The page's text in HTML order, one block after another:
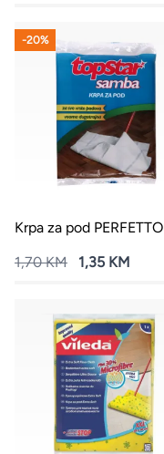
Krpa za pod PERFETTO
1,70 KM
1,35 KM
-20%